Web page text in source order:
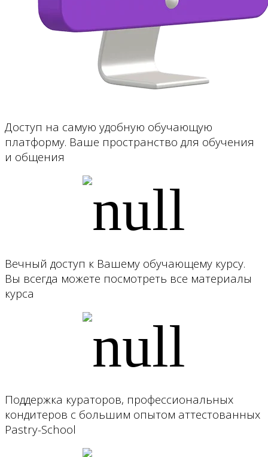
Доступ на самую удобную обучающую
платформу. Ваше пространство для обучения
и общения
Вечный доступ к Вашему обучающему курсу.
Вы всегда можете посмотреть все материалы
курса
Поддержка кураторов, профессиональных
кондитеров с большим опытом аттестованных
Pastry-School